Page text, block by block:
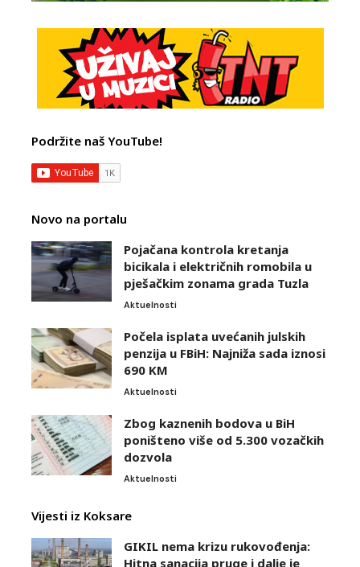
Podržite naš YouTube!
Novo na portalu
Pojačana kontrola kretanja
bicikala i električnih romobila u
pješačkim zonama grada Tuzla
Aktuelnosti
Počela isplata uvećanih julskih
penzija u FBiH: Najniža sada iznosi
690 KM
Aktuelnosti
Zbog kaznenih bodova u BiH
poništeno više od 5.300 vozačkih
dozvola
Aktuelnosti
Vijesti iz Koksare
GIKIL nema krizu rukovođenja:
Hitna sanacija pruge i dalje je